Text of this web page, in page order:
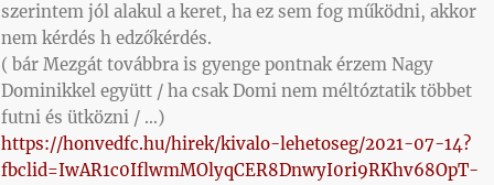
szerintem jól alakul a keret, ha ez sem fog működni, akkor
nem kérdés h edzőkérdés.
( bár Mezgát továbbra is gyenge pontnak érzem Nagy
Dominikkel együtt / ha csak Domi nem méltóztatik többet
futni és ütközni / …)
https://honvedfc.hu/hirek/kivalo-lehetoseg/2021-07-14?
fbclid=IwAR1c0IflwmMOlyqCER8DnwyI0ri9RKhv68OpT-